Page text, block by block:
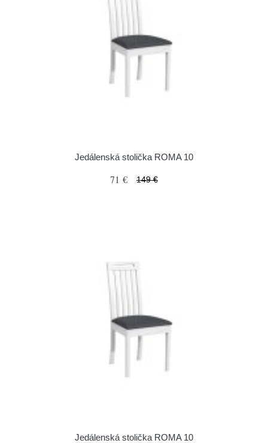
Jedálenská stolička ROMA 10
71 € 149 €
Jedálenská stolička ROMA 10